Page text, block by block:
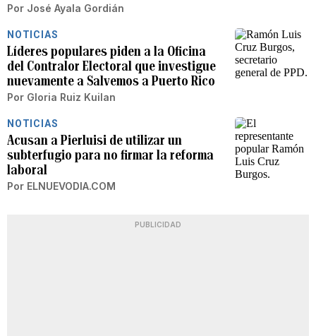
Por José Ayala Gordián
NOTICIAS
Líderes populares piden a la Oficina
del Contralor Electoral que investigue
nuevamente a Salvemos a Puerto Rico
Por Gloria Ruiz Kuilan
NOTICIAS
Acusan a Pierluisi de utilizar un
subterfugio para no firmar la reforma
laboral
Por ELNUEVODIA.COM
PUBLICIDAD